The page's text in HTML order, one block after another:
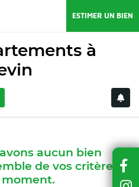
ESTIMER UN BIEN
à
aucun bien
de vos critères